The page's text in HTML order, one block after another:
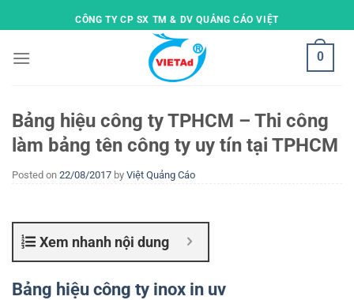
to
CÔNG TY CP SX TM & DV QUẢNG CÁO VIỆT
0
Bảng hiệu công ty TPHCM – Thi công
làm bảng tên công ty uy tín tại TPHCM
Posted on 22/08/2017 by Việt Quảng Cáo
Xem nhanh nội dung
Bảng hiệu công ty inox in uv